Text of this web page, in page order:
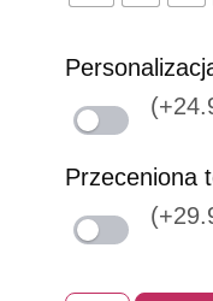
Przeceniona